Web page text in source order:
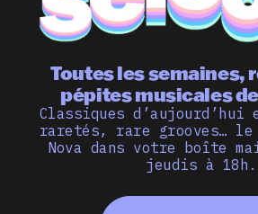
Toutes les semaines,
pépites musicales
Classiques d’aujourd’hui
raretés, rare grooves… le
Nova dans votre boîte
jeudis à 18h.